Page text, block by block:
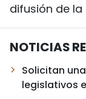
difusión de
NOTICIAS
Solicitan
legislativos